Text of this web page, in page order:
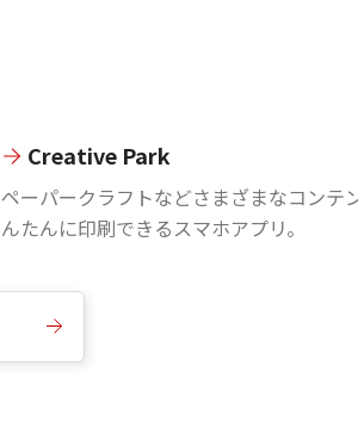
Creative Park
ペーパークラフトなどさまざまなコンテ
んたんに印刷できるスマホアプリ。